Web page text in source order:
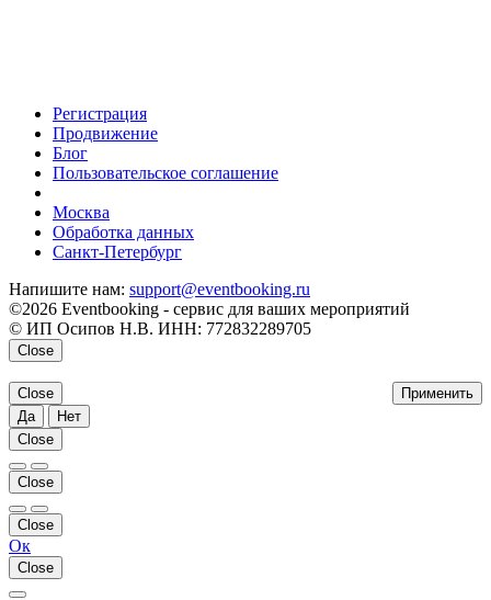
Регистрация
Продвижение
Блог
Пользовательское соглашение
Москва
Обработка данных
Санкт-Петербург
Напишите нам: support@eventbooking.ru
©2026 Eventbooking - сервис для ваших мероприятий
© ИП Осипов Н.В. ИНН: 772832289705
Close
Применить
Close
Да
Нет
Close
Close
Close
Ок
Close